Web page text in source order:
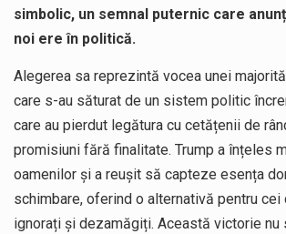
simbolic, un semnal puternic care
noi ere în politică.
Alegerea sa reprezintă vocea unei
care s-au săturat de un sistem politic
care au pierdut legătura cu cetățenii de
promisiuni fără finalitate. Trump a înțeles
oamenilor și a reușit să capteze esența
schimbare, oferind o alternativă pentru
ignorați și dezamăgiți. Această victorie nu